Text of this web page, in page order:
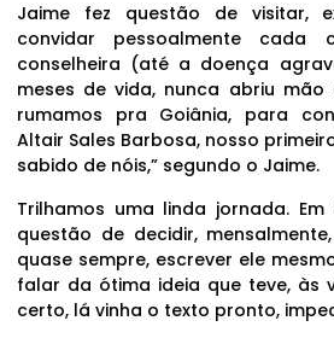
Jaime fez questão de visitar,
convidar pessoalmente cada
conselheira (até a doença
meses de vida, nunca abriu
rumamos pra Goiânia, para
Altair Sales Barbosa, nosso
sabido de nóis,” segundo o Jaime.
Trilhamos uma linda jornada. Em
questão de decidir,
quase sempre, escrever ele
falar da ótima ideia que teve, às
certo, lá vinha o texto pronto,